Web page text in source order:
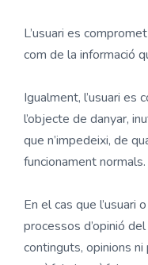
L’usuari es
com de la informació
Igualment, l’usuari es
l’objecte de danyar,
que n’impedeixi, de
funcionament normals.
En el cas que l’usuari
processos d’opinió
continguts, opinions